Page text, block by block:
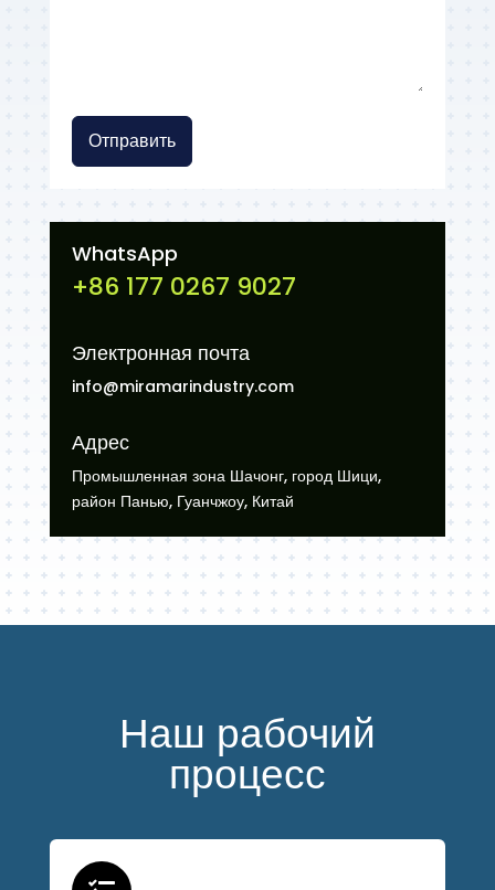
Отправить
WhatsApp
+86 177 0267 9027
Электронная почта
info@miramarindustry.com
Адрес
Промышленная зона Шачонг, город Шици,
район Панью, Гуанчжоу, Китай
Наш рабочий
процесс